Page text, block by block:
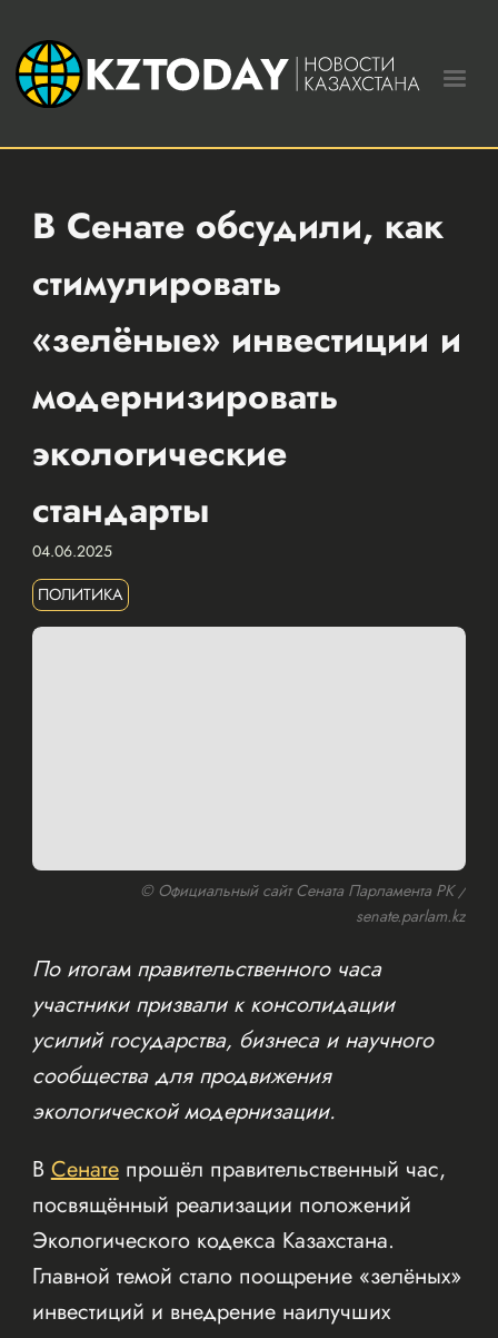
В Сенате обсудили, как
стимулировать
«зелёные» инвестиции и
модернизировать
экологические
стандарты
04.06.2025
ПОЛИТИКА
© Официальный сайт Сената Парламента РК /
senate.parlam.kz
По итогам правительственного часа
участники призвали к консолидации
усилий государства, бизнеса и научного
сообщества для продвижения
экологической модернизации.
В Сенатепрошёл правительственный час,
посвящённый реализации положений
Экологического кодекса Казахстана.
Главной темой стало поощрение «зелёных»
инвестиций и внедрение наилучших